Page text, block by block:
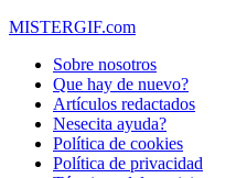
MISTERGIF.com
Sobre nosotros
Que hay de nuevo?
Artículos redactados
Nesecita ayuda?
Política de cookies
Política de privacidad